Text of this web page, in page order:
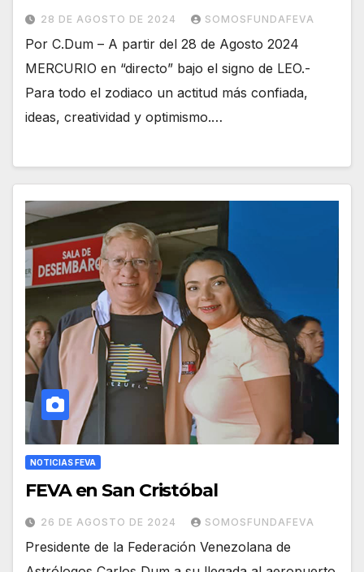
28 DE AGOSTO DE 2024 SOMOSFUNDAFEVA
Por C.Dum – A partir del 28 de Agosto 2024
MERCURIO en “directo” bajo el signo de LEO.-
Para todo el zodiaco un actitud más confiada,
ideas, creatividad y optimismo.…
NOTICIAS FEVA
FEVA en San Cristóbal
26 DE AGOSTO DE 2024 SOMOSFUNDAFEVA
Presidente de la Federación Venezolana de